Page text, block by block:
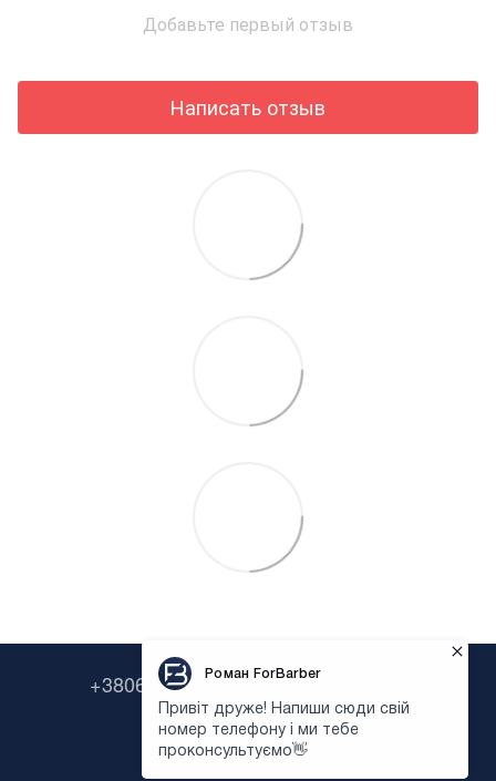
Добавьте первый отзыв
Написать отзыв
+380638322646 +380673954135
Контактная информация
Полная версия сайта